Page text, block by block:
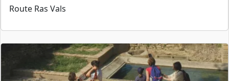
Route Ras Vals